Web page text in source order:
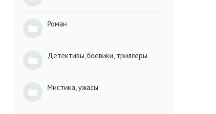
Роман
Детективы, боевики, триллеры
Мистика, ужасы